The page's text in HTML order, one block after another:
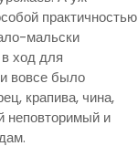
практичностью
мальски
ход для
вовсе было
крапива, чина,
неповторимый и